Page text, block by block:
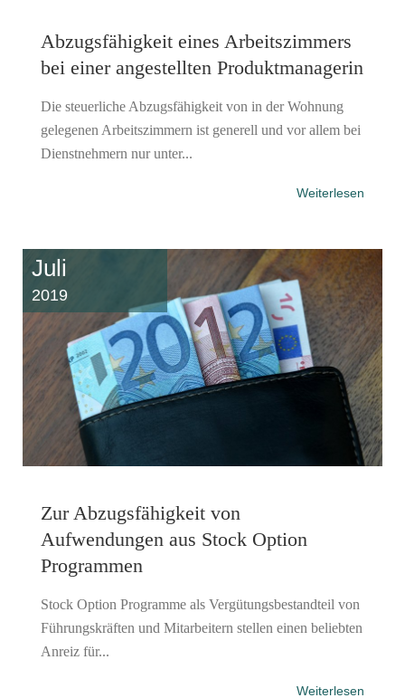
Abzugsfähigkeit eines Arbeitszimmers
bei einer angestellten Produktmanagerin
Die steuerliche Abzugsfähigkeit von in der Wohnung
gelegenen Arbeitszimmern ist generell und vor allem bei
Dienstnehmern nur unter...
Weiterlesen
Juli
2019
Zur Abzugsfähigkeit von
Aufwendungen aus Stock Option
Programmen
Stock Option Programme als Vergütungsbestandteil von
Führungskräften und Mitarbeitern stellen einen beliebten
Anreiz für...
Weiterlesen